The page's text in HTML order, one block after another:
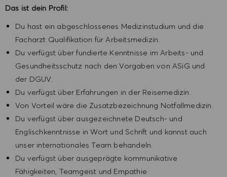
Das ist dein Profil:
Du hast ein abgeschlossenes Medizinstudium und die
Facharzt Qualifikation für Arbeitsmedizin.
Du verfügst über fundierte Kenntnisse im Arbeits- und
Gesundheitsschutz nach den Vorgaben von ASiG und
der DGUV.
Du verfügst über Erfahrungen in der Reisemedizin.
Von Vorteil wäre die Zusatzbezeichnung Notfallmedizin.
Du verfügst über ausgezeichnete Deutsch- und
Englischkenntnisse in Wort und Schrift und kannst auch
unser internationales Team behandeln.
Du verfügst über ausgeprägte kommunikative
Fähigkeiten, Teamgeist und Empathie